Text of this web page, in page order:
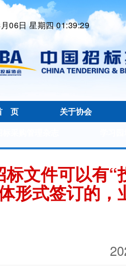
06日 星期四 01:39:30
页
关于协会
标文件可以有“
形式签订的，